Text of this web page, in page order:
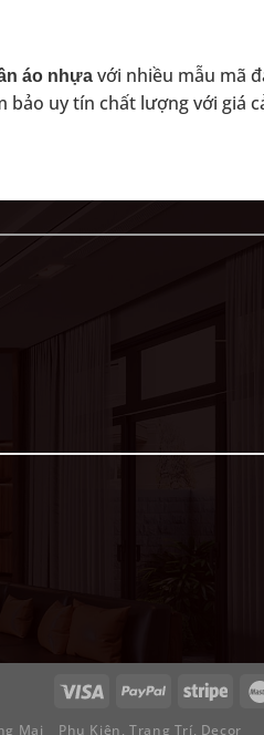
áo nhựa với nhiều mẫu mã
uy tín chất lượng với giá
Mại Phụ Kiện, Trang Trí, Decor